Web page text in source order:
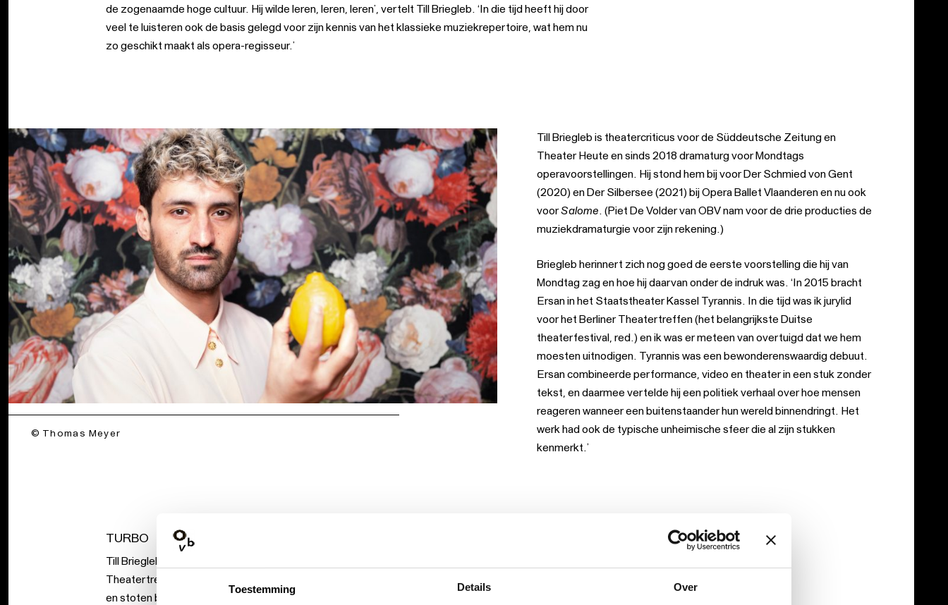
Toestemming Details Over
de zogenaamde hoge cultuur. Hij wilde leren, leren, leren’, vertelt Till Briegleb. ‘In die tijd heeft hij door
veel te luisteren ook de basis gelegd voor zijn kennis van het klassieke muziekrepertoire, wat hem nu
zo geschikt maakt als opera-regisseur.’
Till Briegleb is theatercriticus voor de Süddeutsche Zeitung en
Theater Heute en sinds 2018 dramaturg voor Mondtags
operavoorstellingen. Hij stond hem bij voor Der Schmied von Gent
(2020) en Der Silbersee (2021) bij Opera Ballet Vlaanderen en nu ook
voorSalome. (Piet De Volder van OBV nam voor de drie producties de
muziekdramaturgie voor zijn rekening.)
Briegleb herinnert zich nog goed de eerste voorstelling die hij van
Mondtag zag en hoe hij daarvan onder de indruk was. ‘In 2015 bracht
Ersan in het Staatstheater Kassel Tyrannis. In die tijd was ik jurylid
voor het Berliner Theatertreffen (het belangrijkste Duitse
theaterfestival, red.) en ik was er meteen van overtuigd dat we hem
moesten uitnodigen. Tyrannis was een bewonderenswaardig debuut.
Ersan combineerde performance, video en theater in een stuk zonder
tekst, en daarmee vertelde hij een politiek verhaal over hoe mensen
reageren wanneer een buitenstaander hun wereld binnendringt. Het
werk had ook de typische unheimische sfeer die al zijn stukken
kenmerkt.’
© Thomas Meyer
TURBO
Till Briegleb wist zijn medejuryleden te overtuigen en de uitnodiging van Tyrannis voor het Berliner
Theatertreffen in 2016 zette een turbo op Mondtags theatercarrière. Die was nochtans met horten
en stoten begonnen. Briegleb: ‘Ersan had zich na de middelbare school ingeschreven voor de